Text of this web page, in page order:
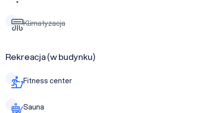
Klimatyzacja
Rekreacja (w budynku)
Fitness center
Sauna